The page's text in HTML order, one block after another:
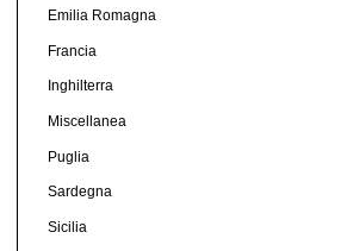
Emilia Romagna
Francia
Inghilterra
Miscellanea
Puglia
Sardegna
Sicilia